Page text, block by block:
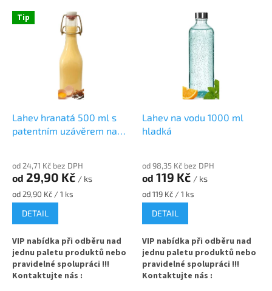
V Tip
Lahev hranatá 500 ml s
patentním uzávěrem na
od 24,71 Kč bez DPH
od 29,90 Kč / ks
Měrná
cena:
od 29,90 Kč / 1 ks
DETAIL
VIP nabídka při odběru nad
jednu paletu produktů nebo
pravidelné spolupráci !!!
Kontaktujte nás :
Lahev na vodu 1000 ml
hladká
od 98,35 Kč bez DPH
od 119 Kč / ks
Měrná
cena:
od 119 Kč / 1 ks
DETAIL
VIP nabídka při odběru nad
jednu paletu produktů nebo
pravidelné spolupráci !!!
Kontaktujte nás :